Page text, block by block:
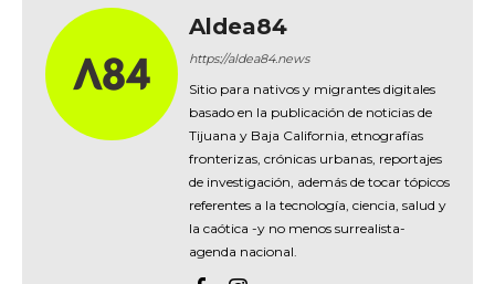
Aldea84
https://aldea84.news
Sitio para nativos y migrantes digitales
basado en la publicación de noticias de
Tijuana y Baja California, etnografías
fronterizas, crónicas urbanas, reportajes
de investigación, además de tocar tópicos
referentes a la tecnología, ciencia, salud y
la caótica -y no menos surrealista-
agenda nacional.